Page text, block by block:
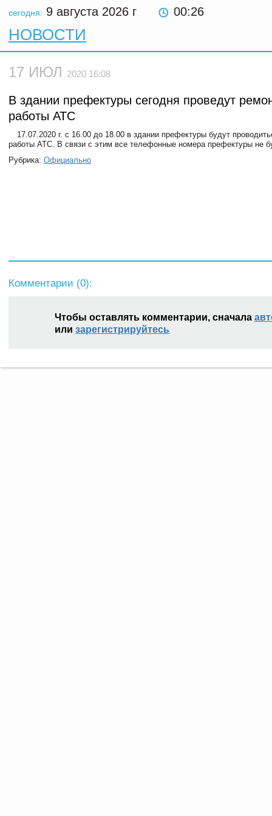
сегодня: 9 августа 2026 г 00:26
НОВОСТИ
17 ИЮЛ 2020 16:08
В здании префектуры сегодня проведут
работы АТС
17.07.2020 г. с 16.00 до 18.00 в здании префектуры будут
работы АТС. В связи с этим все телефонные номера префектуры не
Рубрика: Официально
Комментарии (0):
Чтобы оставлять комментарии, сначала
или зарегистрируйтесь